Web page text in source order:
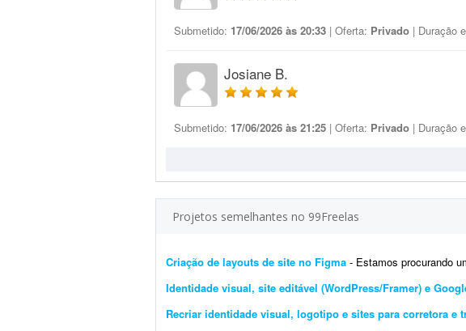
Submetido: 17/06/2026 às 20:33 | Oferta: Privado | Duração
Josiane B.
Submetido: 17/06/2026 às 21:25 | Oferta: Privado | Duração
Projetos semelhantes no 99Freelas
Criação de layouts de site no Figma - Estamos procurando um designer
Identidade visual, site editável (WordPress/Framer) e
Recriar identidade visual, logotipo e sites para corretora e